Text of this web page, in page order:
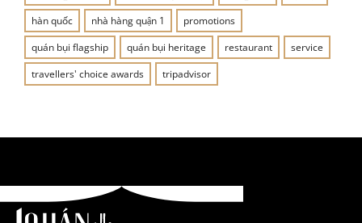
hàn quốc
nhà hàng quận 1
promotions
quán bụi flagship
quán bụi heritage restaurant
service
travellers' choice awards
tripadvisor